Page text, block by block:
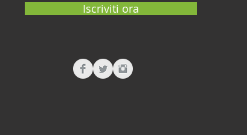
Iscriviti ora